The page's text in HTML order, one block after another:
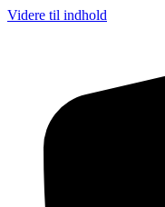
Videre til indhold